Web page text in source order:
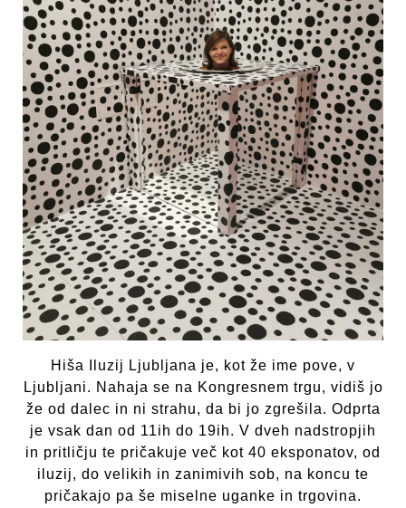
Hiša Iluzij Ljubljana je, kot že ime pove, v
Ljubljani. Nahaja se na Kongresnem trgu, vidiš jo
že od dalec in ni strahu, da bi jo zgrešila. Odprta
je vsak dan od 11ih do 19ih. V dveh nadstropjih
in pritličju te pričakuje več kot 40 eksponatov, od
iluzij, do velikih in zanimivih sob, na koncu te
pričakajo pa še miselne uganke in trgovina.